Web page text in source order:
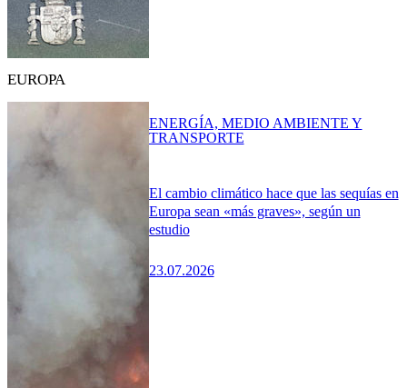
EUROPA
El cambio climático hace que las sequías en
Europa sean «más graves», según un
estudio
23.07.2026
ENERGÍA, MEDIO AMBIENTE Y
TRANSPORTE